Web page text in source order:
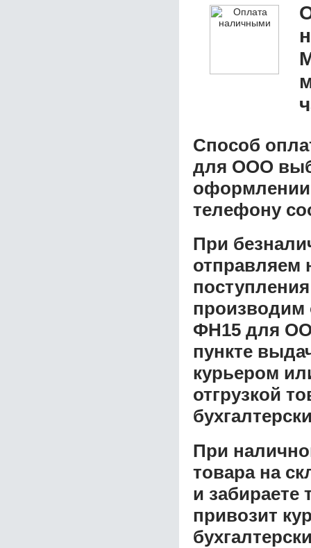
Способ
для ООО
оформлении
телефону
При
отправляем
производим
ФН15 для
пункте
курьером
отгрузкой
При
товара на
и забираете
привозит